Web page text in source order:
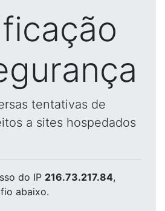
tentativas de
a sites hospedados
do IP 216.73.217.84,
abaixo.